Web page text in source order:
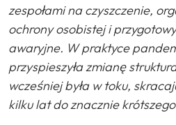
zespołami na czyszczenie,
ochrony osobistej i
awaryjne. W praktyce
przyspieszyła zmianę
wcześniej była w toku,
kilku lat do znacznie krótszego